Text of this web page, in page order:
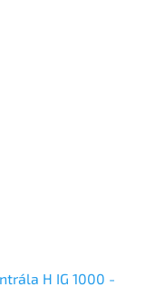
H IG 1000 -